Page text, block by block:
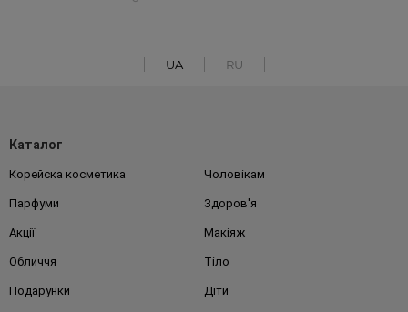
UA RU
Каталог
Корейска косметика Чоловікам
Парфуми Здоров'я
Акції Макіяж
Обличчя Тіло
Подарунки Діти